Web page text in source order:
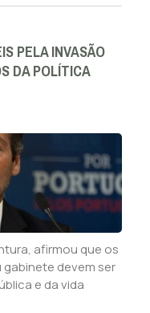
PELA INVASÃO
DA POLÍTICA
afirmou que os
devem ser
e da vida